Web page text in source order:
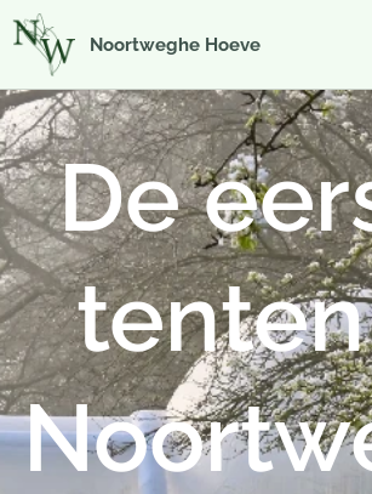
Noortweghe Hoeve
De